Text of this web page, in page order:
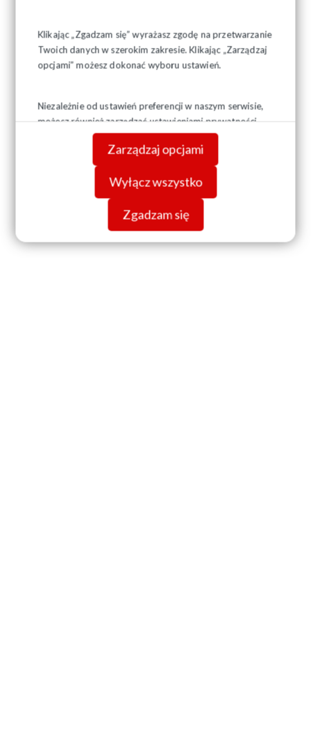
Klikając „Zgadzam się” wyrażasz zgodę na przetwarzanie
Twoich danych w szerokim zakresie. Klikając „Zarządzaj
opcjami” możesz dokonać wyboru ustawień.
Niezależnie od ustawień preferencji w naszym serwisie,
możesz również zarządzać ustawieniami prywatności
swojej przeglądarki. Więcej informacji o przetwarzaniu
danych znajdziesz wPolityce prywatności.
Zarządzaj opcjami
Wyłącz wszystko
Zgadzam się